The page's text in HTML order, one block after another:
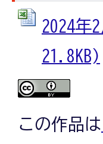
2024年
21.8KB)
この作品は